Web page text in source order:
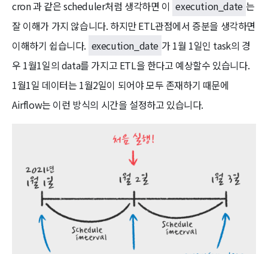
cron 과 같은 scheduler처럼 생각하면 이 execution_date 는
잘 이해가 가지 않습니다. 하지만 ETL관점에서 증분을 생각하면
이해하기 쉽습니다. execution_date 가 1월 1일인 task의 경
우 1월1일의 data를 가지고 ETL을 한다고 예상할수 있습니다.
1월1일 데이터는 1월2일이 되어야 모두 존재하기 때문에
Airflow는 이런 방식의 시간을 설정하고 있습니다.